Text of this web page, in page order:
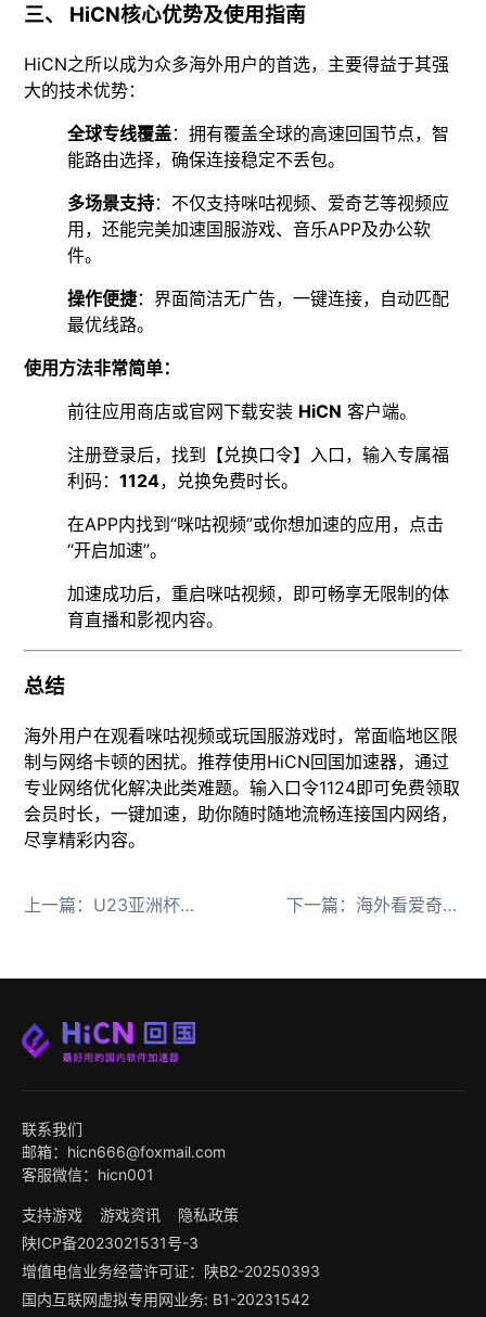
三、 HiCN核心优势及使用指南
HiCN之所以成为众多海外用户的首选，主要得益于其强
大的技术优势：
全球专线覆盖：拥有覆盖全球的高速回国节点，智
能路由选择，确保连接稳定不丢包。
多场景支持：不仅支持咪咕视频、爱奇艺等视频应
用，还能完美加速国服游戏、音乐APP及办公软
件。
操作便捷：界面简洁无广告，一键连接，自动匹配
最优线路。
使用方法非常简单：
前往应用商店或官网下载安装 HiCN 客户端。
注册登录后，找到【兑换口令】入口，输入专属福
利码：1124，兑换免费时长。
在APP内找到“咪咕视频”或你想加速的应用，点击
“开启加速”。
加速成功后，重启咪咕视频，即可畅享无限制的体
育直播和影视内容。
总结
海外用户在观看咪咕视频或玩国服游戏时，常面临地区限
制与网络卡顿的困扰。推荐使用HiCN回国加速器，通过
专业网络优化解决此类难题。输入口令1124即可免费领取
会员时长，一键加速，助你随时随地流畅连接国内网络，
尽享精彩内容。
上一篇： U23亚洲杯国足夺亚军创历史，HiCN回国加速器助海外球迷零延迟观赛 下一篇： 海外看爱奇艺腾讯视频受限？HiCN回国加速器一键解锁地域限制
联系我们
邮箱：hicn666@foxmail.com
客服微信：hicn001
支持游戏 游戏资讯
隐私政策
陕ICP备2023021531号-3
增值电信业务经营许可证：陕B2-20250393
国内互联网虚拟专用网业务: B1-20231542